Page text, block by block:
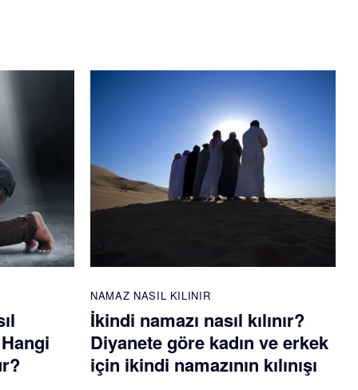
NAMAZ NASIL KILINIR
İkindi namazı nasıl kılınır?
Diyanete göre kadın ve erkek
için ikindi namazının kılınışı